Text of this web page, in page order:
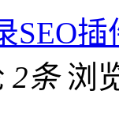
SEO
2条 浏